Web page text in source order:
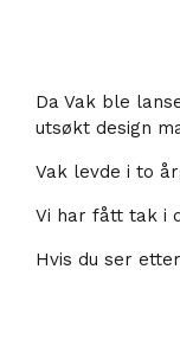
Da Vak ble
utsøkt design
Vak levde i to
Vi har fått tak i
Hvis du ser